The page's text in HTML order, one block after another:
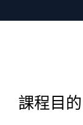
課程目的